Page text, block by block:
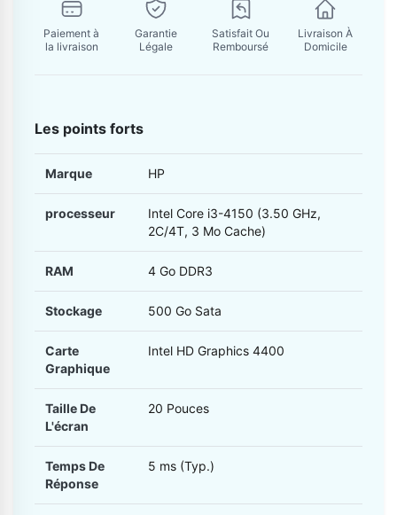
Paiement à
la livraison
Garantie
Légale
Satisfait Ou
Remboursé
Livraison À
Domicile
Les points forts
Marque HP
processeur
Intel Core i3-4150 (3.50 GHz,
2C/4T, 3 Mo Cache)
RAM 4 Go DDR3
Stockage 500 Go Sata
Carte
Graphique
Intel HD Graphics 4400
Taille De
L'écran
20 Pouces
Temps De
Réponse
5 ms (Typ.)